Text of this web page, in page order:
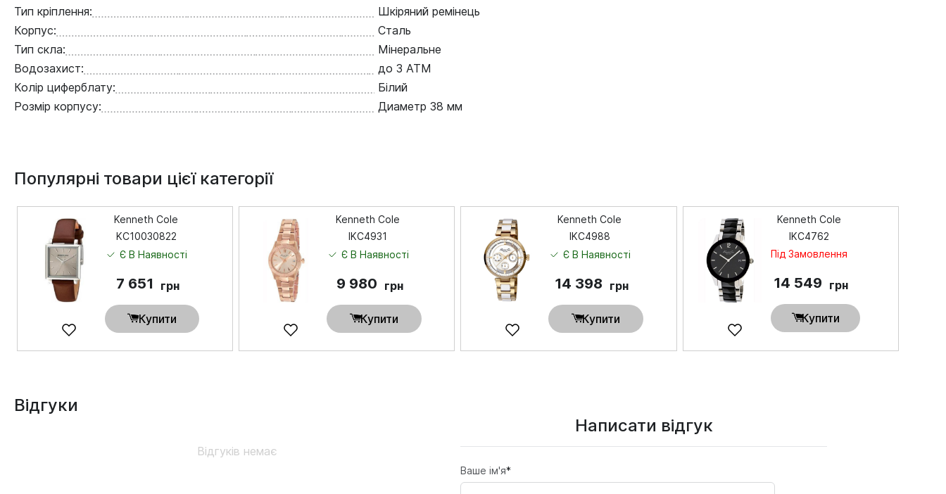
Тип кріплення:
Шкіряний ремінець
Корпус:
Сталь
Тип скла:
Мінеральне
Водозахист:
до 3 ATM
Колір циферблату:
Білий
Розмір корпусу:
Диаметр 38 мм
Популярні товари цієї категорії
Kenneth Cole
KC10030822
Є В Наявності
7 651 грн
Купити
Kenneth Cole
IKC4931
Є В Наявності
9 980 грн
Купити
Kenneth Cole
IKC4988
Є В Наявності
14 398 грн
Купити
Kenneth Cole
IKC4762
Під Замовлення
14 549 грн
Купити
Відгуки
Відгуків немає
Написати відгук
Ваше ім'я*